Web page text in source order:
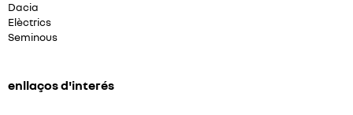
Dacia
Elèctrics
Seminous
enllaços d'interés